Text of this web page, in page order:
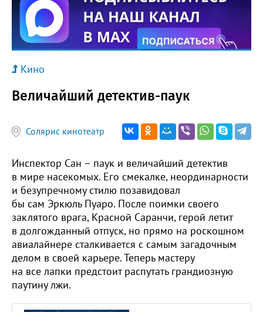
Кино
Величайший детектив-паук
Солярис кинотеатр
Инспектор Сан – паук и величайший детектив
в мире насекомых. Его смекалке, неординарности
и безупречному стилю позавидовал
бы сам Эркюль Пуаро. После поимки своего
заклятого врага, Красной Саранчи, герой летит
в долгожданный отпуск, но прямо на роскошном
авиалайнере сталкивается с самым загадочным
делом в своей карьере. Теперь мастеру
на все лапки предстоит распутать грандиозную
паутину лжи.